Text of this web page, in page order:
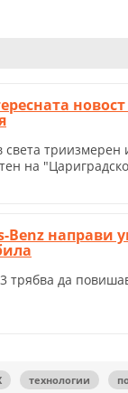
света триизмерен
на
Benz направи
трябва да
технологии